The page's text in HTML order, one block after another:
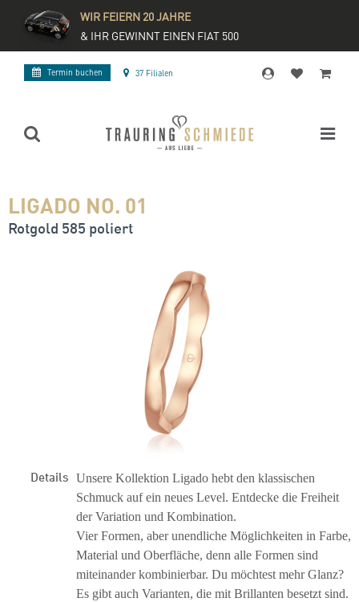
WIR FEIERN 20 JAHRE
& IHR GEWINNT EINEN FIAT 500
Termin buchen 37 Filialen
LIGADO NO. 01
Rotgold 585 poliert
Details Unsere Kollektion Ligado hebt den klassischen
Schmuck auf ein neues Level. Entdecke die Freiheit
der Variation und Kombination.
Vier Formen, aber unendliche Möglichkeiten in Farbe,
Material und Oberfläche, denn alle Formen sind
miteinander kombinierbar. Du möchtest mehr Glanz?
Es gibt auch Varianten, die mit Brillanten besetzt sind.